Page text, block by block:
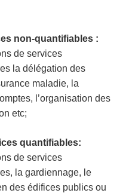
non-quantifiables :
de services
la délégation des
maladie, la
l’organisation des
etc;
quantifiables:
de services
la gardiennage, le
des édifices publics ou